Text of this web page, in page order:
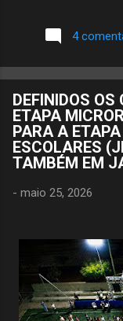
4
DEFINIDOS
ETAPA
PARA A
ESCOLARES
TAMBÉM EM
- maio 25, 2026